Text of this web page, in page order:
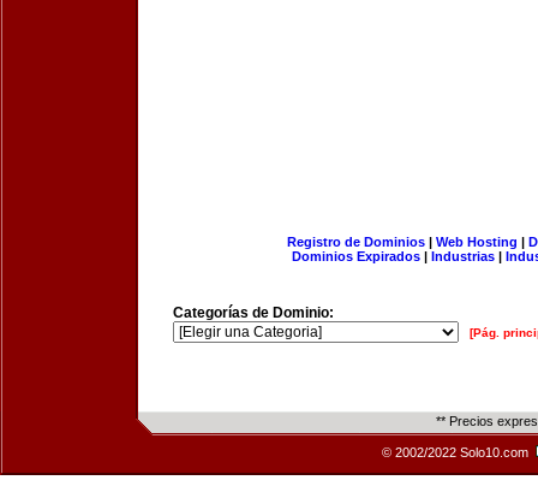
Registro de Dominios| Web Hosting |
Dominios Expirados | Industrias |
Categorías de Dominio:
[Pág.
** Precios
© 2002/2022 Solo10.com